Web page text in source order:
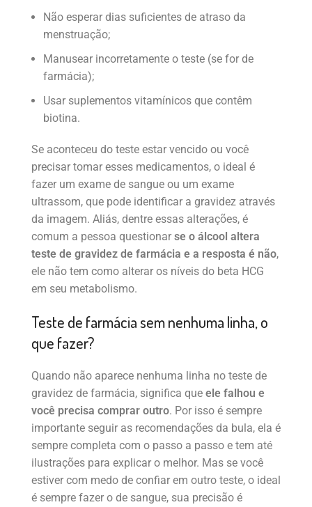
Não esperar dias suficientes de atraso da
menstruação;
Manusear incorretamente o teste (se for de
farmácia);
Usar suplementos vitamínicos que contêm
biotina.
Se aconteceu do teste estar vencido ou você
precisar tomar esses medicamentos, o ideal é
fazer um exame de sangue ou um exame
ultrassom, que pode identificar a gravidez através
da imagem. Aliás, dentre essas alterações, é
comum a pessoa questionar se o álcool altera
teste de gravidez de farmácia e a resposta é não,
ele não tem como alterar os níveis do beta HCG
em seu metabolismo.
Teste de farmácia sem nenhuma linha, o
que fazer?
Quando não aparece nenhuma linha no teste de
gravidez de farmácia, significa que ele falhou e
você precisa comprar outro. Por isso é sempre
importante seguir as recomendações da bula, ela é
sempre completa com o passo a passo e tem até
ilustrações para explicar o melhor. Mas se você
estiver com medo de confiar em outro teste, o ideal
é sempre fazer o de sangue, sua precisão é